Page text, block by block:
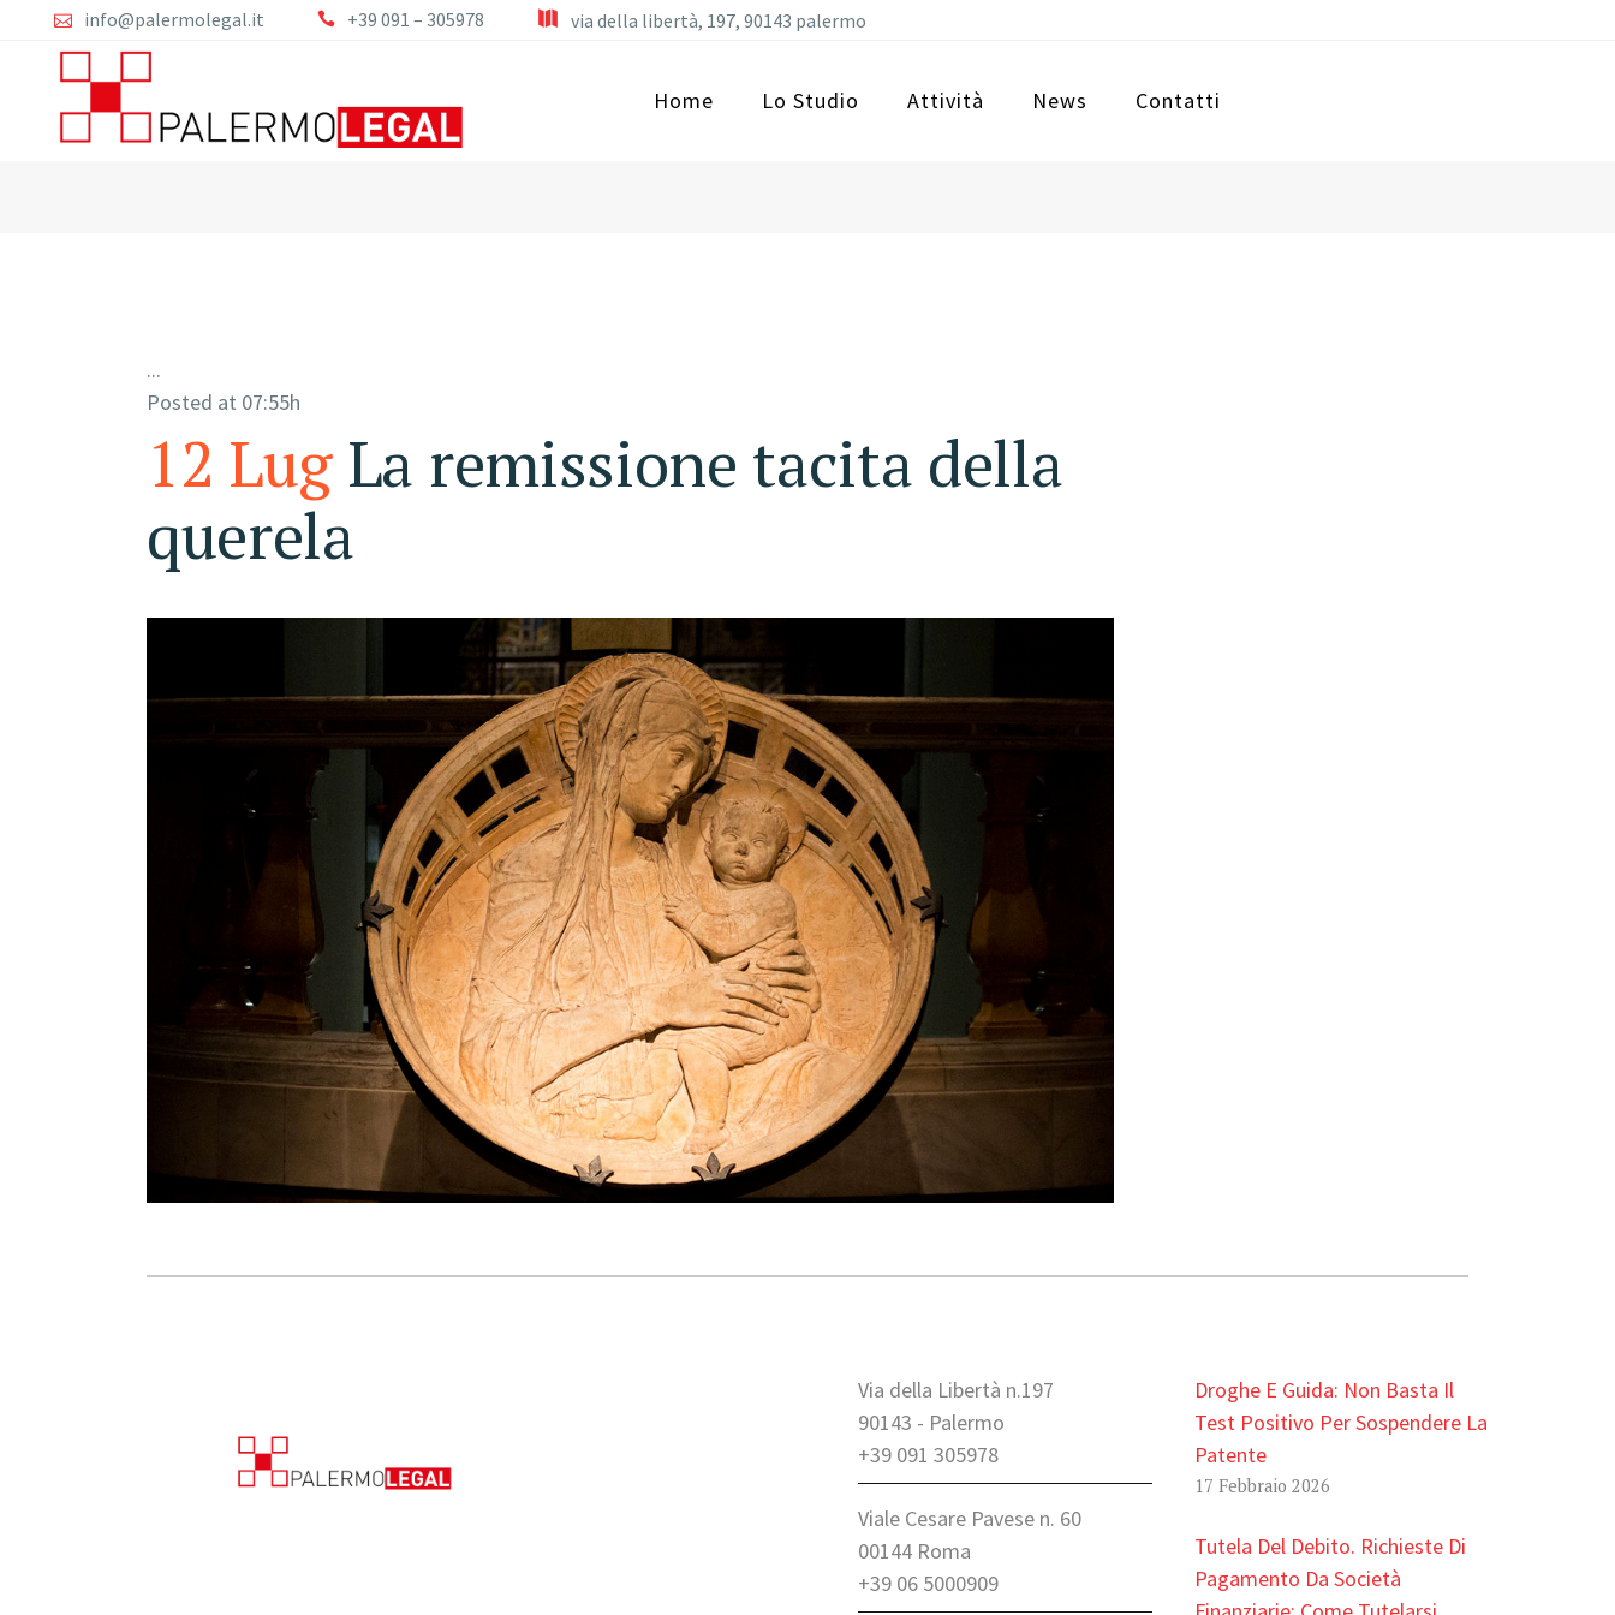
info@palermolegal.it +39 091 – 305978 via della libertà, 197, 90143 palermo
Home Lo Studio Attività News Contatti
12 Lug La remissione tacita della
querela
Posted at 07:55h
...
Via della Libertà n.197
90143 - Palermo
+39 091 305978
Viale Cesare Pavese n. 60
00144 Roma
+39 06 5000909
Droghe E Guida: Non Basta Il
Test Positivo Per Sospendere La
Patente
17 Febbraio 2026
Tutela Del Debito. Richieste Di
Pagamento Da Società